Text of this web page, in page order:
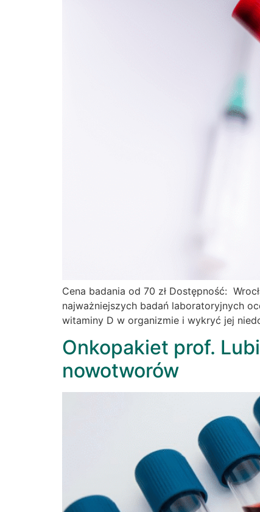
Cena badania od 70 zł Dostępność:
najważniejszych badań laboratoryjnych
witaminy D w organizmie i wykryć jej
Onkopakiet prof.
nowotworów